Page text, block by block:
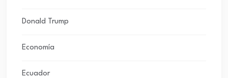
Donald Trump
Economía
Ecuador